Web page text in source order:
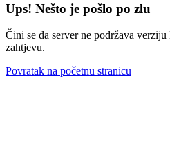
Ups! Nešto je pošlo po zlu
Čini se da server ne podržava
zahtjevu.
Povratak na početnu stranicu